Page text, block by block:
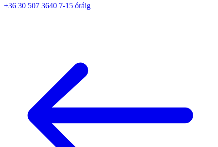
+36 30 507 3640 7-15 óráig